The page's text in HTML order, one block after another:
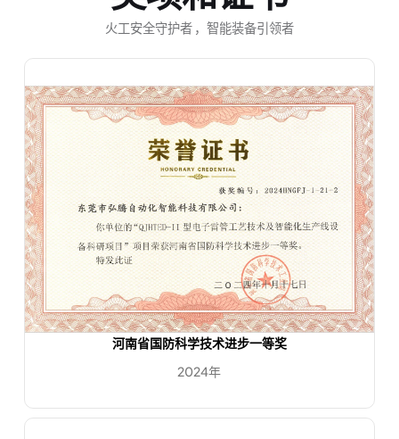
火工安全守护者 ，智能装备引领者
河南省国防科学技术进步一等奖
2024年